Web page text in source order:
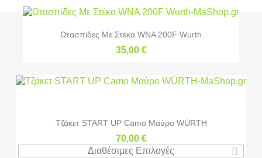
Ωτασπίδες Με Στέκα WNA 200F Wurth
35,00 €
Τζάκετ START UP Camo Μαύρο WÜRTH
70,00 €
Διαθέσιμες Επιλογές